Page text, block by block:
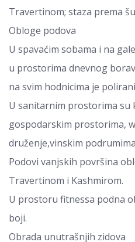
Travertinom; staza prema
Obloge podova
U spavaćim sobama i na
u prostorima dnevnog
na svim hodnicima je
U sanitarnim prostorima su
gospodarskim prostorima,
druženje,vinskim
Podovi vanjskih površina
Travertinom i Kashmirom.
U prostoru fitnessa podna
boji.
Obrada unutrašnjih zidova